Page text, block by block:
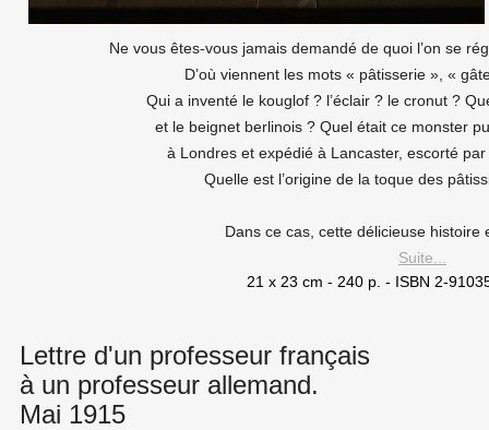
Lettre d'un professeur français
à un professeur allemand.
Mai 1915
Ne vous êtes-vous jamais demandé de quoi l’on se
D’où viennent les mots « pâtisserie », «
Qui a inventé le kouglof ? l’éclair ? le cronut ?
et le beignet berlinois ? Quel était ce monster
à Londres et expédié à Lancaster, escorté
Quelle est l’origine de la toque des
Dans ce cas, cette délicieuse histoire
Suite...
21 x 23 cm - 240 p. - ISBN 2-